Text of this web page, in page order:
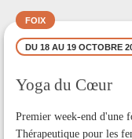
FOIX
DU 18 AU 19 OCTOBRE
Yoga du Cœur
Premier week-end d'une
Thérapeutique pour les